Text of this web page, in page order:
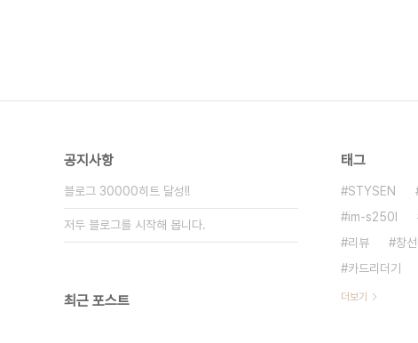
공지사항
블로그 30000히트 달성!!
저두 블로그를 시작해 봅니다.
최근 포스트
태그
STYSEN
im-s250l
리뷰
창
카드리더기
더보기